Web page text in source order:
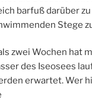
barfuß darüber
Stege
zwei Wochen hat
des Iseosees
erwartet. Wer